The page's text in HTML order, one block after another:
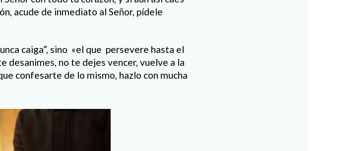
acude de inmediato al Señor, pídele
caiga”, sino «el que persevere hasta el
desanimes, no te dejes vencer, vuelve a la
confesarte de lo mismo, hazlo con mucha